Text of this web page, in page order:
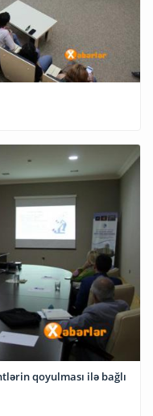
qoyulması ilə bağlı